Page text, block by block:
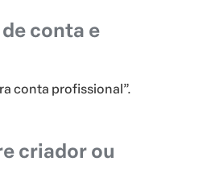
conta e
conta profissional”.
criador ou